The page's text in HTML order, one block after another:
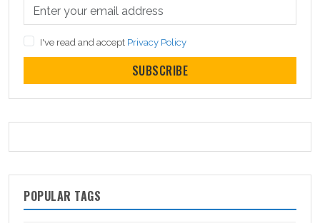
I've read and accept Privacy Policy
SUBSCRIBE
POPULAR TAGS